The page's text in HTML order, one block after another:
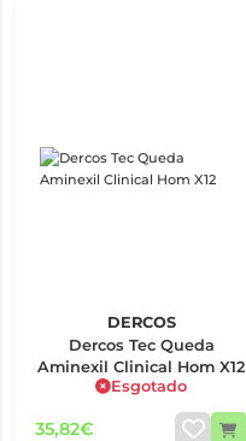
DERCOS
Dercos Tec Queda
Aminexil Clinical Hom X12
Esgotado
35,82€